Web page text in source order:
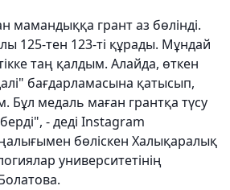
мамандыққа грант аз бөлінді.
125-тен 123-ті құрады. Мұндай
таң қалдым. Алайда, өткен
бағдарламасына қатысып,
Бұл медаль маған грантқа түсу
- деді Instagram
бөліскен Халықаралық
университетінің